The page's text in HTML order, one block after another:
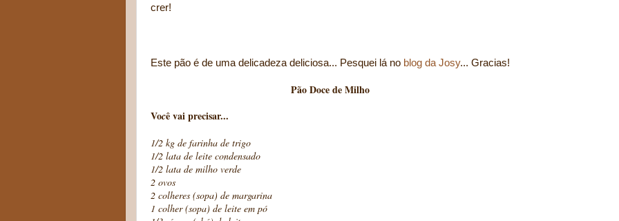
crer!
Este pão é de uma delicadeza deliciosa... Pesquei lá no blog da Josy... Gracias!
Pão Doce de Milho
Você vai precisar...
1/2 kg de farinha de trigo
1/2 lata de leite condensado
1/2 lata de milho verde
2 ovos
2 colheres (sopa) de margarina
1 colher (sopa) de leite em pó